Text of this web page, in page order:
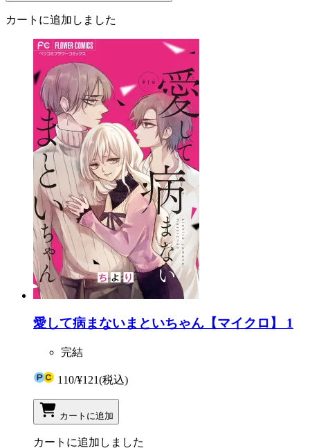
カートに追加しました
愛して病まないまといちゃん【マイクロ】 1
完結
110/¥121(税込)
カートに追加
カートに追加しました